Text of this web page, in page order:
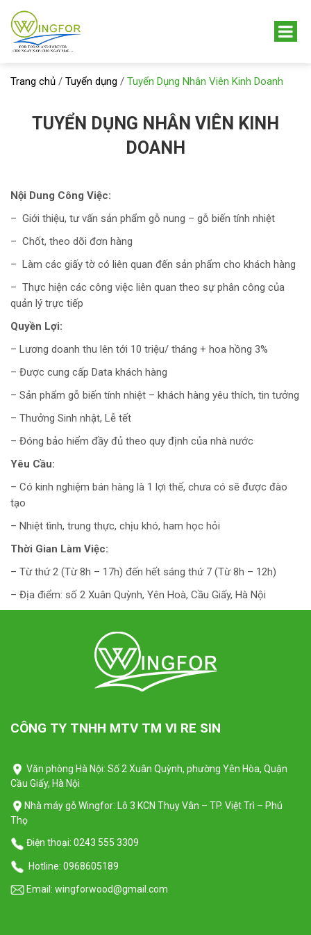
Trang chủ / Tuyển dụng / Tuyển Dụng Nhân Viên Kinh Doanh
TUYỂN DỤNG NHÂN VIÊN KINH
DOANH
Nội Dung Công Việc:
– Giới thiệu, tư vấn sản phẩm gỗ nung – gỗ biến tính nhiệt
– Chốt, theo dõi đơn hàng
– Làm các giấy tờ có liên quan đến sản phẩm cho khách hàng
– Thực hiện các công việc liên quan theo sự phân công của
quản lý trực tiếp
Quyền Lợi:
– Lương doanh thu lên tới 10 triệu/ tháng + hoa hồng 3%
– Được cung cấp Data khách hàng
– Sản phẩm gỗ biến tính nhiệt – khách hàng yêu thích, tin tưởng
– Thưởng Sinh nhật, Lễ tết
– Đóng bảo hiểm đầy đủ theo quy định của nhà nước
Yêu Cầu:
– Có kinh nghiệm bán hàng là 1 lợi thế, chưa có sẽ được đào
tạo
– Nhiệt tình, trung thực, chịu khó, ham học hỏi
Thời Gian Làm Việc:
– Từ thứ 2 (Từ 8h – 17h) đến hết sáng thứ 7 (Từ 8h – 12h)
– Địa điểm: số 2 Xuân Quỳnh, Yên Hoà, Cầu Giấy, Hà Nội
CÔNG TY TNHH MTV TM VI RE SIN
Văn phòng Hà Nội: Số 2 Xuân Quỳnh, phường Yên Hòa, Quận
Cầu Giấy, Hà Nội
Nhà máy gỗ Wingfor: Lô 3 KCN Thụy Vân – TP. Việt Trì – Phú
Thọ
Điện thoại: 0243 555 3309
Hotline: 0968605189
Email: wingforwood@gmail.com